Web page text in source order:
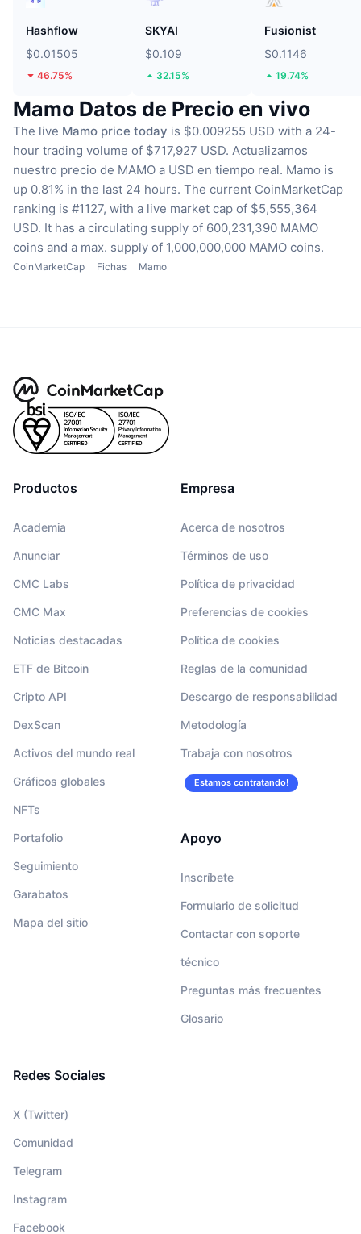
Hashflow
$0.01505
46.75%
SKYAI
$0.109
32.15%
Fusionist
$0.1146
19.74%
Mamo Datos de Precio en vivo
The live Mamo price today is $0.009255 USD with a 24-
hour trading volume of $717,927 USD. Actualizamos
nuestro precio de MAMO a USD en tiempo real. Mamo is
up 0.81% in the last 24 hours. The current CoinMarketCap
ranking is #1127, with a live market cap of $5,555,364
USD. It has a circulating supply of 600,231,390 MAMO
coins and a max. supply of 1,000,000,000 MAMO coins.
CoinMarketCap Fichas Mamo
Productos
Academia
Anunciar
CMC Labs
CMC Max
Noticias destacadas
ETF de Bitcoin
Cripto API
DexScan
Activos del mundo real
Gráficos globales
NFTs
Portafolio
Seguimiento
Garabatos
Mapa del sitio
Empresa
Acerca de nosotros
Términos de uso
Política de privacidad
Preferencias de cookies
Política de cookies
Reglas de la comunidad
Descargo de responsabilidad
Metodología
Trabaja con nosotros
Estamos contratando!
Apoyo
Inscríbete
Formulario de solicitud
Contactar con soporte
técnico
Preguntas más frecuentes
Glosario
Redes Sociales
X (Twitter)
Comunidad
Telegram
Instagram
Facebook